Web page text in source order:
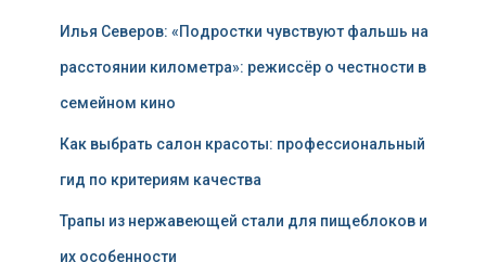
Илья Северов: «Подростки чувствуют фальшь на
расстоянии километра»: режиссёр о честности в
семейном кино
Как выбрать салон красоты: профессиональный
гид по критериям качества
Трапы из нержавеющей стали для пищеблоков и
их особенности